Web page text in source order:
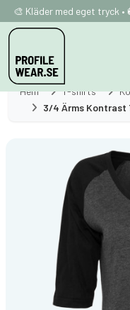
🎨 Kläder med eget tryck •
Hem T-shirts
3/4 Ärms Kontrast